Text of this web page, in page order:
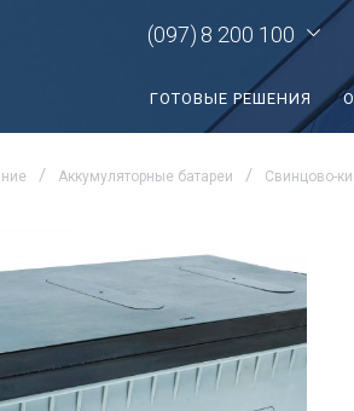
(097) 8 200 100
ГОТОВЫЕ РЕШЕНИЯ
Аккумуляторные батареи Свинцово-